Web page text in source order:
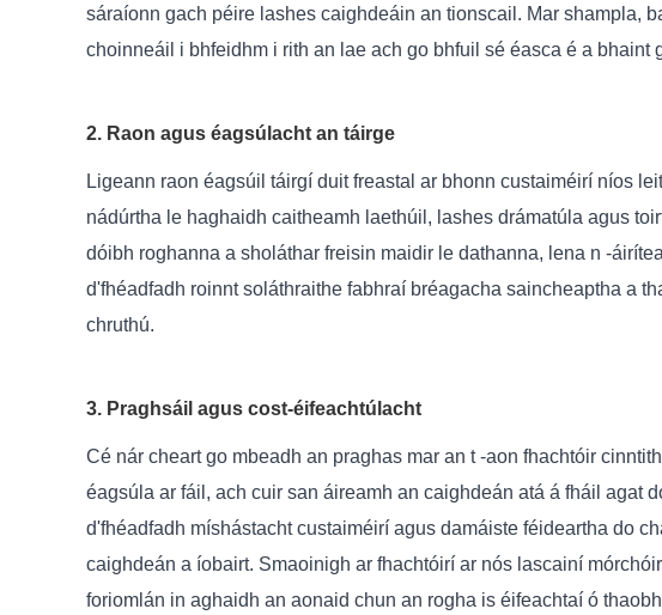
sáraíonn gach péire lashes caighdeáin an tionscail. Mar shampla,
choinneáil i bhfeidhm i rith an lae ach go bhfuil sé éasca é a bhaint
2. Raon agus éagsúlacht an táirge
Ligeann raon éagsúil táirgí duit freastal ar bhonn custaiméirí níos
nádúrtha le haghaidh caitheamh laethúil, lashes drámatúla agus
dóibh roghanna a sholáthar freisin maidir le dathanna, lena n -
d'fhéadfadh roinnt soláthraithe fabhraí bréagacha saincheaptha a
chruthú.
3. Praghsáil agus cost-éifeachtúlacht
Cé nár cheart go mbeadh an praghas mar an t -aon fhachtóir
éagsúla ar fáil, ach cuir san áireamh an caighdeán atá á fháil agat
d'fhéadfadh míshástacht custaiméirí agus damáiste féideartha do
caighdeán a íobairt. Smaoinigh ar fhachtóirí ar nós lascainí
foriomlán in aghaidh an aonaid chun an rogha is éifeachtaí ó